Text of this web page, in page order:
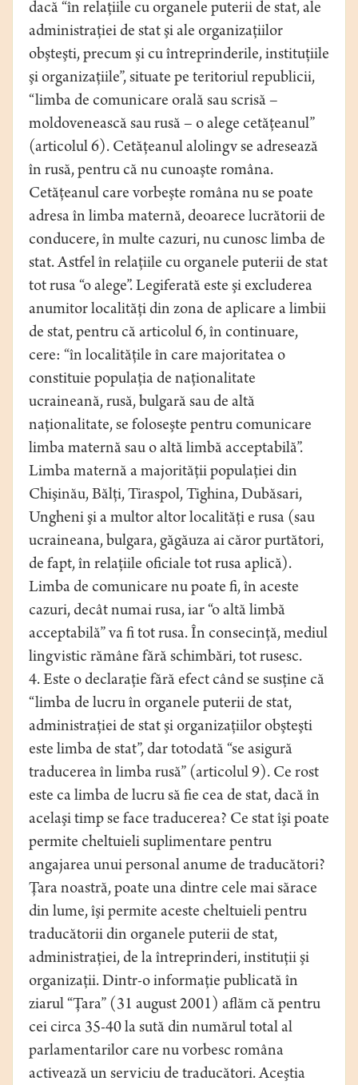
dacă “în relaţiile cu organele puterii de stat, ale
administraţiei de stat şi ale organizaţiilor
obşteşti, precum şi cu întreprinderile, instituţiile
şi organizaţiile”, situate pe teritoriul republicii,
“limba de comunicare orală sau scrisă –
moldovenească sau rusă – o alege cetăţeanul”
(articolul 6). Cetăţeanul alolingv se adresează
în rusă, pentru că nu cunoaşte româna.
Cetăţeanul care vorbeşte româna nu se poate
adresa în limba maternă, deoarece lucrătorii de
conducere, în multe cazuri, nu cunosc limba de
stat. Astfel în relaţiile cu organele puterii de stat
tot rusa “o alege”. Legiferată este şi excluderea
anumitor localităţi din zona de aplicare a limbii
de stat, pentru că articolul 6, în continuare,
cere: “în localităţile în care majoritatea o
constituie populaţia de naţionalitate
ucraineană, rusă, bulgară sau de altă
naţionalitate, se foloseşte pentru comunicare
limba maternă sau o altă limbă acceptabilă”.
Limba maternă a majorităţii populaţiei din
Chişinău, Bălţi, Tiraspol, Tighina, Dubăsari,
Ungheni şi a multor altor localităţi e rusa (sau
ucraineana, bulgara, găgăuza ai căror purtători,
de fapt, în relaţiile oficiale tot rusa aplică).
Limba de comunicare nu poate fi, în aceste
cazuri, decât numai rusa, iar “o altă limbă
acceptabilă” va fi tot rusa. În consecinţă, mediul
lingvistic rămâne fără schimbări, tot rusesc.
4. Este o declaraţie fără efect când se susţine că
“limba de lucru în organele puterii de stat,
administraţiei de stat şi organizaţiilor obşteşti
este limba de stat”, dar totodată “se asigură
traducerea în limba rusă” (articolul 9). Ce rost
este ca limba de lucru să fie cea de stat, dacă în
acelaşi timp se face traducerea? Ce stat îşi poate
permite cheltuieli suplimentare pentru
angajarea unui personal anume de traducători?
Ţara noastră, poate una dintre cele mai sărace
din lume, îşi permite aceste cheltuieli pentru
traducătorii din organele puterii de stat,
administraţiei, de la întreprinderi, instituţii şi
organizaţii. Dintr-o informaţie publicată în
ziarul “Ţara” (31 august 2001) aflăm că pentru
cei circa 35-40 la sută din numărul total al
parlamentarilor care nu vorbesc româna
activează un serviciu de traducători. Aceştia